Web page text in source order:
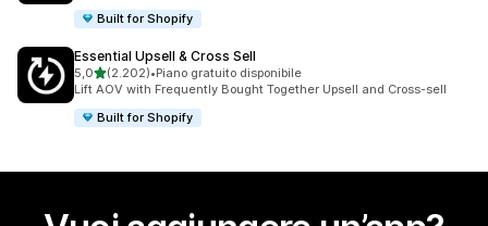
Built for Shopify
Essential Upsell & Cross Sell
5,0stelle su 5
(2.202)
2202 recensioni totali
•Piano gratuito disponibile
Lift AOV with Frequently Bought Together Upsell and Cross-sell
Built for Shopify